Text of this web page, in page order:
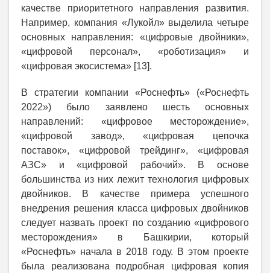
качестве приоритетного направления развития.
Например, компания «Лукойл» выделила четыре
основных направления: «цифровые двойники»,
«цифровой персонал», «роботизация» и
«цифровая экосистема» [13].
В стратегии компании «Роснефть» («Роснефть
2022») было заявлено шесть основных
направлений: «цифровое месторождение»,
«цифровой завод», «цифровая цепочка
поставок», «цифровой трейдинг», «цифровая
АЗС» и «цифровой рабочий». В основе
большинства из них лежит технология цифровых
двойников. В качестве примера успешного
внедрения решения класса цифровых двойников
следует назвать проект по созданию «цифрового
месторождения» в Башкирии, который
«Роснефть» начала в 2018 году. В этом проекте
была реализована подробная цифровая копия